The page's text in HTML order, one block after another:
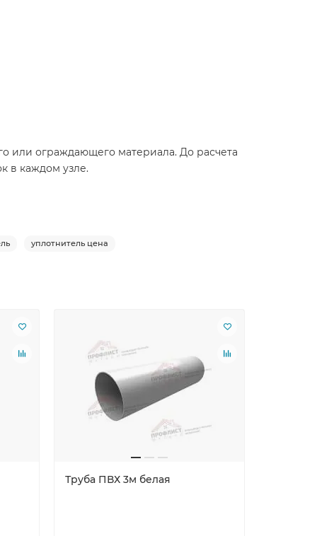
или ограждающего материала. До расчета
в каждом узле.
уплотнитель цена
Труба ПВХ 3м белая